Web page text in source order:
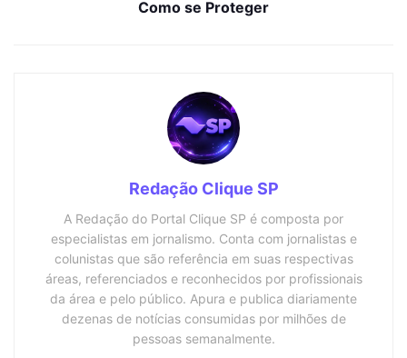
Como se Proteger
Redação Clique SP
A Redação do Portal Clique SP é composta por
especialistas em jornalismo. Conta com jornalistas e
colunistas que são referência em suas respectivas
áreas, referenciados e reconhecidos por profissionais
da área e pelo público. Apura e publica diariamente
dezenas de notícias consumidas por milhões de
pessoas semanalmente.